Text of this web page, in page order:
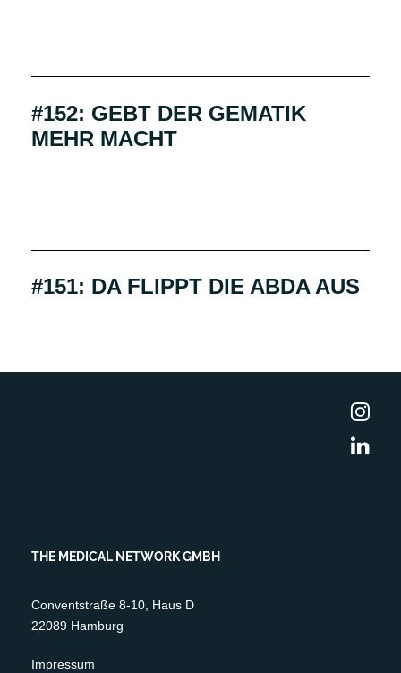
#152: GEBT DER GEMATIK
MEHR MACHT
#151: DA FLIPPT DIE ABDA AUS
THE MEDICAL NETWORK GMBH
Conventstraße 8-10, Haus D
22089 Hamburg
Impressum